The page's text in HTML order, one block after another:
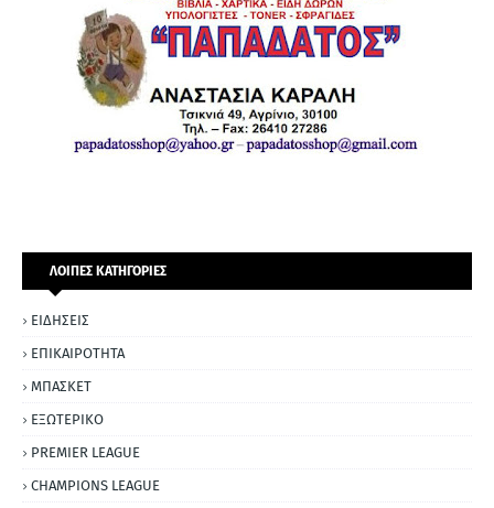
ΛΟΙΠΕΣ ΚΑΤΗΓΟΡΙΕΣ
ΕΙΔΗΣΕΙΣ
ΕΠΙΚΑΙΡΟΤΗΤΑ
ΜΠΑΣΚΕΤ
ΕΞΩΤΕΡΙΚΟ
PREMIER LEAGUE
CHAMPIONS LEAGUE